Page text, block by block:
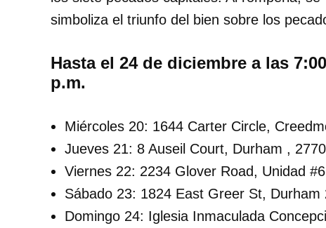
simboliza el triunfo del bien sobre los
Hasta el 24 de diciembre a las 7:00
p.m.
Miércoles 20: 1644 Carter Circle,
Jueves 21: 8 Auseil Court, Durham ,
Viernes 22: 2234 Glover Road, Unidad
Sábado 23: 1824 East Greer St, Durham
Domingo 24: Iglesia Inmaculada